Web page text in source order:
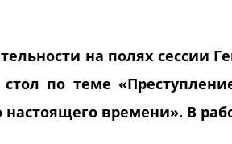
на полях
по теме
времени». В